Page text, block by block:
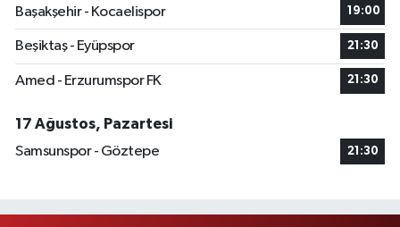
Başakşehir - Kocaelispor
19:00
Beşiktaş - Eyüpspor 21:30
Amed - Erzurumspor FK 21:30
17 Ağustos, Pazartesi
Samsunspor - Göztepe
21:30